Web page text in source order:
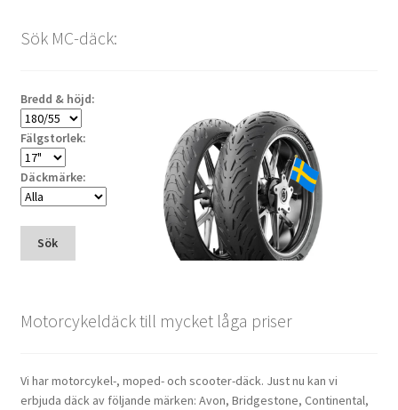
Sök MC-däck:
Bredd & höjd:
Fälgstorlek:
Däckmärke:
Sök
Motorcykeldäck till mycket låga priser
Vi har motorcykel-, moped- och scooter-däck. Just nu kan vi
erbjuda däck av följande märken: Avon, Bridgestone, Continental,